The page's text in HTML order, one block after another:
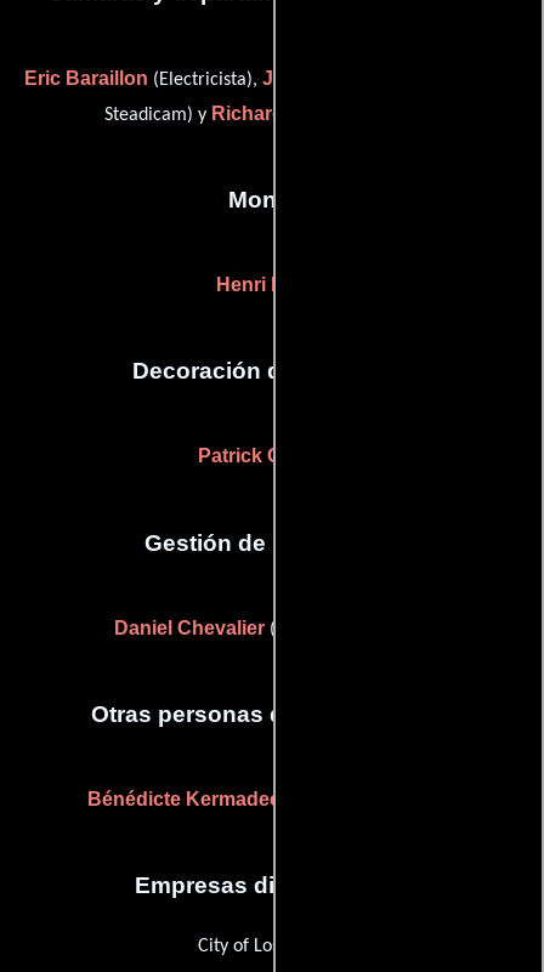
Eric Baraillon (Electricista), Jacques Monge
Steadicam) y Richard Vidal
Montaje
Henri Lanoë
Decoración de escenario
Patrick Colpaert
Gestión de producción
Daniel Chevalier (Jefe de producción)
Otras personas que participaron
Bénédicte Kermadec
Empresas distribuidoras
City of Los Angeles